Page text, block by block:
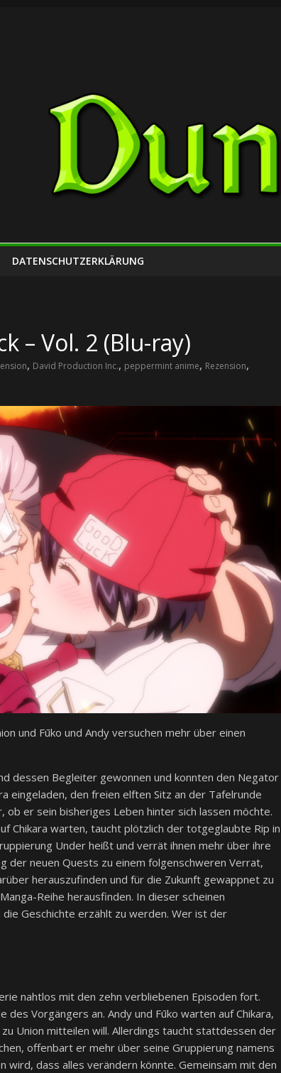
DATENSCHUTZERKLÄRUNG
– Vol. 2 (Blu-ray)
, David Production Inc., peppermint anime, Rezension,
und Fūko und Andy versuchen mehr über einen
dessen Begleiter gewonnen und konnten den Negator
eingeladen, den freien elften Sitz an der Tafelrunde
ob er sein bisheriges Leben hinter sich lassen möchte.
Chikara warten, taucht plötzlich der totgeglaubte Rip in
Under heißt und verrät ihnen mehr über ihre
der neuen Quests zu einem folgenschweren Verrat,
herauszufinden und für die Zukunft gewappnet zu
Reihe herausfinden. In dieser scheinen
Geschichte erzählt zu werden. Wer ist der
nahtlos mit den zehn verbliebenen Episoden fort.
Vorgängers an. Andy und Fūko warten auf Chikara,
Union mitteilen will. Allerdings taucht stattdessen der
offenbart er mehr über seine Gruppierung namens
wird, dass alles verändern könnte. Gemeinsam mit den